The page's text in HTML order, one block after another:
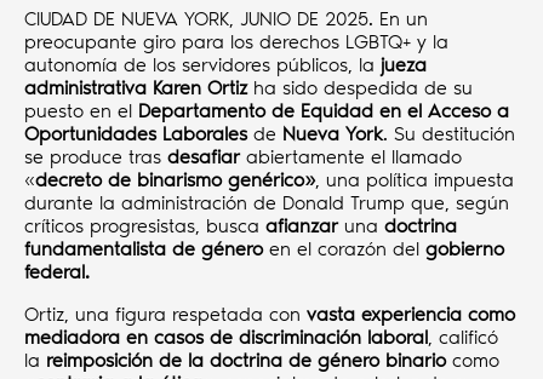
CIUDAD DE NUEVA YORK, JUNIO DE 2025. En un
preocupante giro para los derechos LGBTQ+ y la
autonomía de los servidores públicos, la jueza
administrativa Karen Ortizha sido despedida de su
puesto en el Departamento de Equidad en el Acceso a
Oportunidades Laboralesde Nueva York. Su destitución
se produce tras desafiarabiertamente el llamado
«decreto de binarismo genérico», una política impuesta
durante la administración de Donald Trump que, según
críticos progresistas, busca afianzar una doctrina
fundamentalista de géneroen el corazón del gobierno
federal.
Ortiz, una figura respetada con vasta experiencia como
mediadora en casos de discriminación laboral, calificó
la reimposición de la doctrina de género binariocomo